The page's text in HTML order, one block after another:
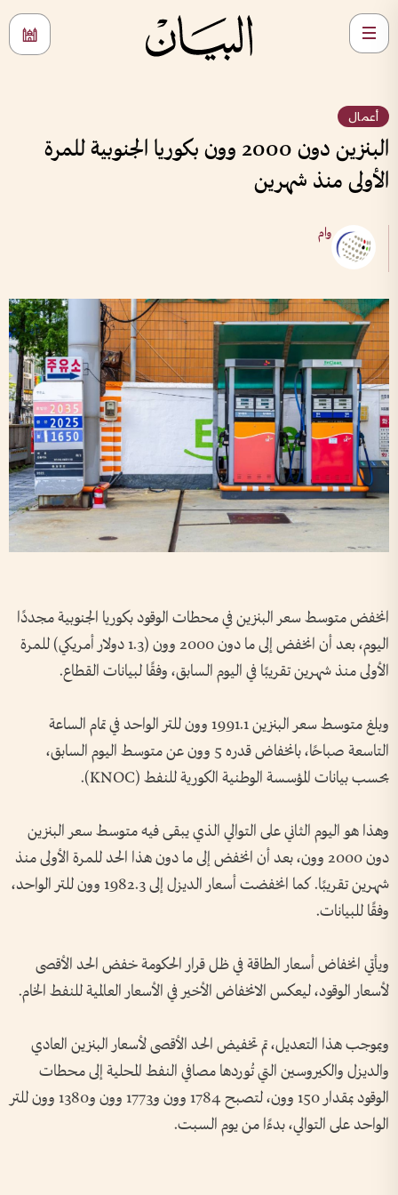
أعمال
البنزين دون 2000 وون بكوريا الجنوبية للمرة
الأولى منذ شهرين
وام
انخفض متوسط سعر البنزين في محطات الوقود بكوريا الجنوبية مجددًا
اليوم، بعد أن انخفض إلى ما دون 2000 وون (1.3 دولار أمريكي) للمرة
الأولى منذ شهرين تقريبًا في اليوم السابق، وفقًا لبيانات القطاع.
وبلغ متوسط سعر البنزين 1991.1 وون للتر الواحد في تمام الساعة
التاسعة صباحًا، بانخفاض قدره 5 وون عن متوسط اليوم السابق،
بحسب بيانات المؤسسة الوطنية الكورية للنفط (KNOC).
وهذا هو اليوم الثاني على التوالي الذي يبقى فيه متوسط سعر البنزين
دون 2000 وون، بعد أن انخفض إلى ما دون هذا الحد للمرة الأولى منذ
شهرين تقريبًا. كما انخفضت أسعار الديزل إلى 1982.3 وون للتر الواحد،
وفقًا للبيانات.
ويأتي انخفاض أسعار الطاقة في ظل قرار الحكومة خفض الحد الأقصى
لأسعار الوقود، ليعكس الانخفاض الأخير في الأسعار العالمية للنفط الخام.
وبموجب هذا التعديل، تم تخفيض الحد الأقصى لأسعار البنزين العادي
والديزل والكيروسين التي تُوردها مصافي النفط المحلية إلى محطات
الوقود بمقدار 150 وون، لتصبح 1784 وون و1773 وون و1380 وون للتر
الواحد على التوالي، بدءًا من يوم السبت.